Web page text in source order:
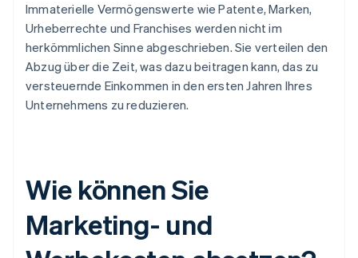
Immaterielle Vermögenswerte wie Patente, Marken,
Urheberrechte und Franchises werden nicht im
herkömmlichen Sinne abgeschrieben. Sie verteilen den
Abzug über die Zeit, was dazu beitragen kann, das zu
versteuernde Einkommen in den ersten Jahren Ihres
Unternehmens zu reduzieren.
Wie können Sie
Marketing- und